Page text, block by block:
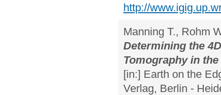
http://
Manning T., Rohm
Determining the
Tomography in
[in:] Earth on the
Verlag, Berlin -